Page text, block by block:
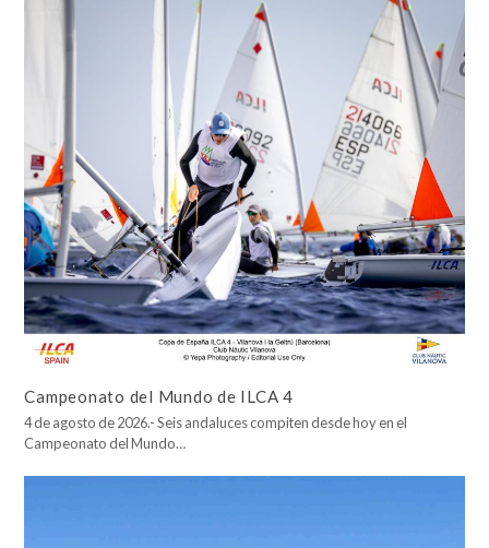
Campeonato del Mundo de ILCA 4
4 de agosto de 2026.- Seis andaluces compiten desde hoy en el
Campeonato del Mundo…